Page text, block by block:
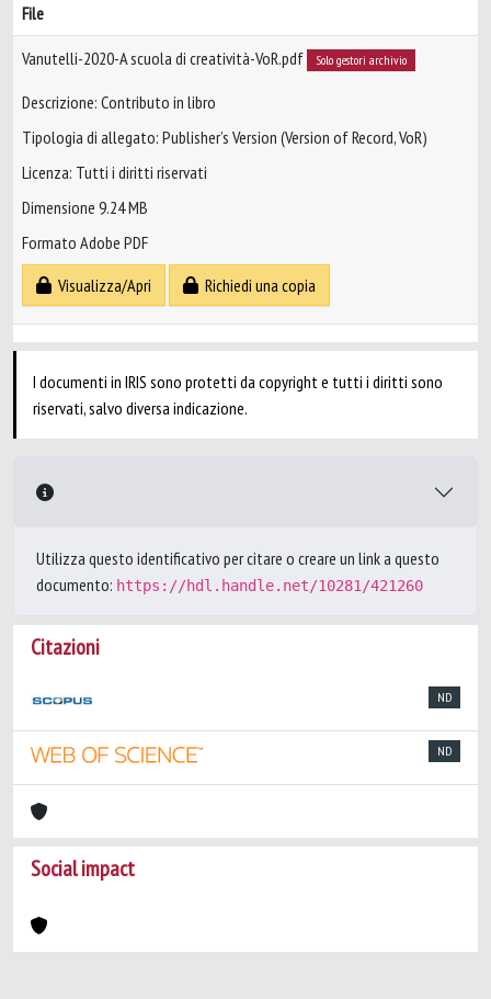
File
Vanutelli-2020-A scuola di creatività-VoR.pdf Solo gestori archivio
Descrizione: Contributo in libro
Tipologia di allegato: Publisher’s Version (Version of Record, VoR)
Licenza: Tutti i diritti riservati
Dimensione 9.24 MB
Formato Adobe PDF
Visualizza/Apri
Richiedi una copia
I documenti in IRIS sono protetti da copyright e tutti i diritti sono
riservati, salvo diversa indicazione.
Utilizza questo identificativo per citare o creare un link a questo
documento: https://hdl.handle.net/10281/421260
Citazioni
ND
ND
Social impact